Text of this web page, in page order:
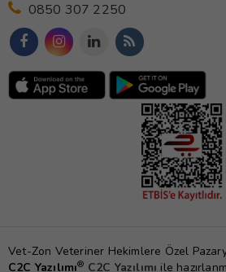
0850 307 2250
Vet-Zon Veteriner Hekimlere Özel
C2C Yazılımı® C2C Yazılımı ile